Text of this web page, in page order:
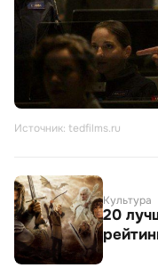
Источник: tedfilms.ru
Культура
20